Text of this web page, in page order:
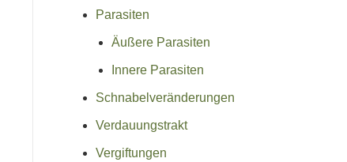
Parasiten
Äußere Parasiten
Innere Parasiten
Schnabelveränderungen
Verdauungstrakt
Vergiftungen